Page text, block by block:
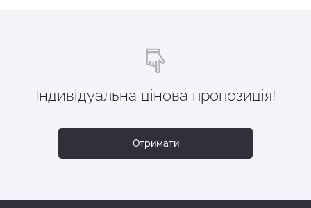
Індивідуальна цінова пропозиція!
Отримати